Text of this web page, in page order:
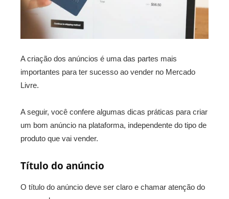
A criação dos anúncios é uma das partes mais
importantes para ter sucesso ao vender no Mercado
Livre.
A seguir, você confere algumas dicas práticas para criar
um bom anúncio na plataforma, independente do tipo de
produto que vai vender.
Título do anúncio
O título do anúncio deve ser claro e chamar atenção do